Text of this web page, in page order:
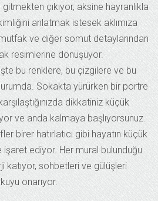
çıkıyor, aksine hayranlıkla
anlatmak istesek aklımıza
ve diğer somut detaylarından
resimlerine dönüşüyor.
işte bu renklere, bu çizgilere ve bu
Sokakta yürürken bir portre
dikkatiniz küçük
ve anda kalmaya başlıyorsunuz.
birer hatırlatıcı gibi hayatın küçük
işaret ediyor. Her mural bulunduğu
katıyor, sohbetleri ve gülüşleri
onarıyor.